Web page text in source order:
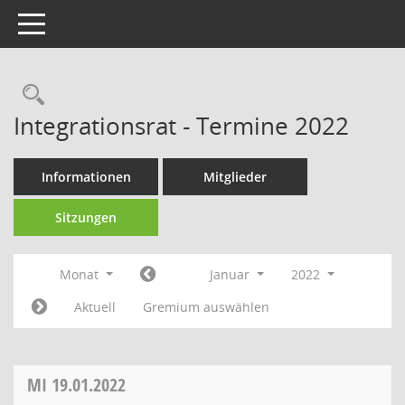
Toggle navigation
Rechercheauswahl
Integrationsrat - Termine 2022
Informationen Mitglieder
Sitzungen
Monat Januar
2022
Aktuell
Gremium auswählen
MI 19.01.2022